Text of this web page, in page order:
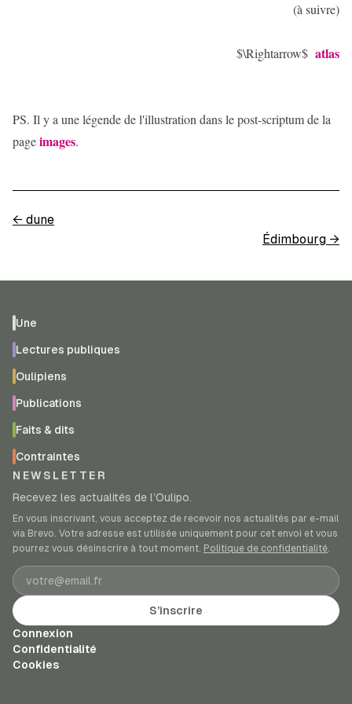
(à suivre)
$\Rightarrow$ atlas
PS. Il y a une légende de l'illustration dans le post-scriptum de la
pageimages.
← dune
Édimbourg →
Une
Lectures publiques
Oulipiens
Publications
Faits & dits
Contraintes
NEWSLETTER
Recevez les actualités de l’Oulipo.
En vous inscrivant, vous acceptez de recevoir nos actualités par e-mail
via Brevo. Votre adresse est utilisée uniquement pour cet envoi et vous
pourrez vous désinscrire à tout moment. Politique de confidentialité.
Adresse e-mail
S’inscrire
Connexion
Confidentialité
Cookies